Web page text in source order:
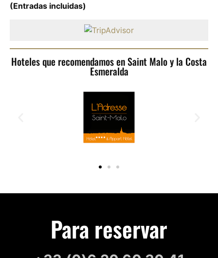
(Entradas incluidas)
Hoteles que recomendamos en Saint Malo y la Costa
Esmeralda
Para reservar